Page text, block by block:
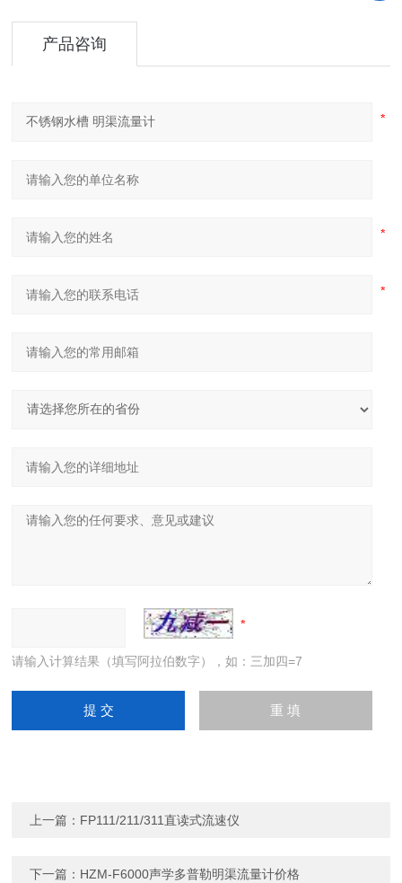
产品咨询
请输入计算结果（填写阿拉伯数字），如：三加四=7
上一篇： FP111/211/311直读式流速仪
下一篇： HZM-F6000声学多普勒明渠流量计价格